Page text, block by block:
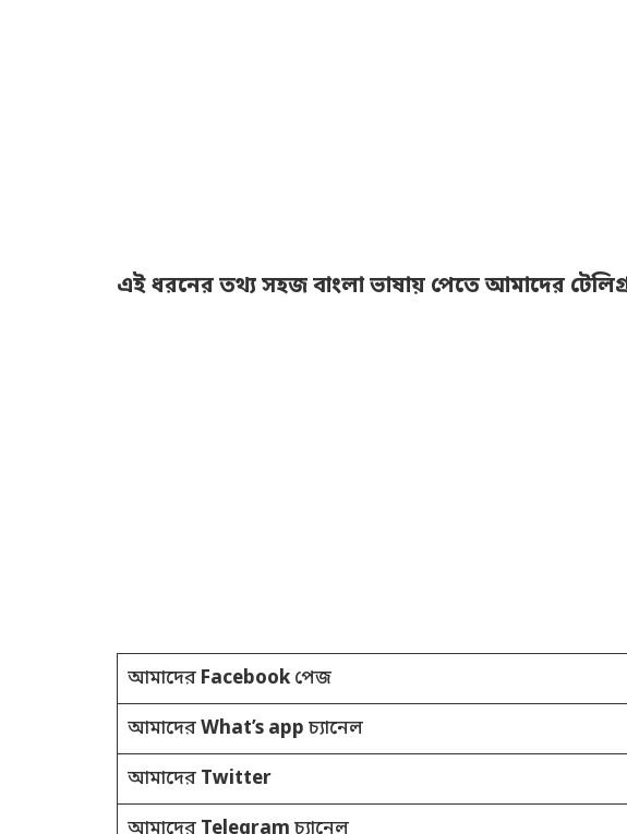
এই ধরনের তথ্য সহজ বাংলা ভাষায় পেতে আমাদের
আমাদের Facebookপেজ
আমাদেরWhat’s app চ্যানেল
আমাদের Twitter
আমাদের Telegram চ্যানেল